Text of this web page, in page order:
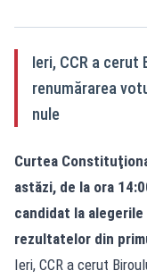
Ieri, CCR a
renumărarea
nule
Curtea
astăzi, de la ora
candidat la
rezultatelor din
Ieri, CCR a cerut